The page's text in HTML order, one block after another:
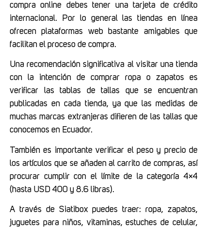
compra online debes tener una tarjeta de crédito
internacional. Por lo general las tiendas en línea
ofrecen plataformas web bastante amigables que
facilitan el proceso de compra.
Una recomendación significativa al visitar una tienda
con la intención de comprar ropa o zapatos es
verificar las tablas de tallas que se encuentran
publicadas en cada tienda, ya que las medidas de
muchas marcas extranjeras difieren de las tallas que
conocemos en Ecuador.
También es importante verificar el peso y precio de
los artículos que se añaden al carrito de compras, así
procurar cumplir con el límite de la categoría 4×4
(hasta USD 400 y 8.6 libras).
A través de Siatibox puedes traer: ropa, zapatos,
juguetes para niños, vitaminas, estuches de celular,